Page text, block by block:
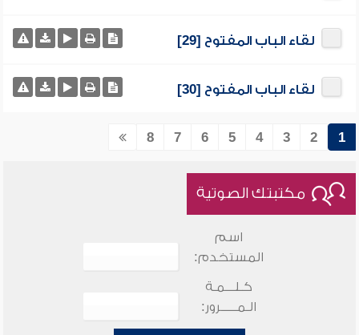
لقاء الباب المفتوح [29]
لقاء الباب المفتوح [30]
1
2
3
4
5
6
7
8
مكتبتك الصوتية
اسم
المستخدم:
كـلـــمـة
الـمـــــرور: